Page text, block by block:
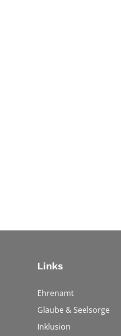
Links
Ehrenamt
Glaube & Seelsorge
Inklusion